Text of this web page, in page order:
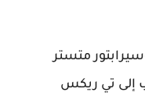
متستر
إلى تي ريكس